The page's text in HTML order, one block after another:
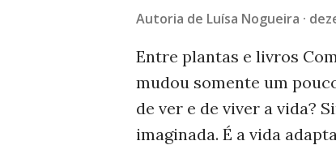
https://
redes sociais. Instagram:
página no Instagram,
nom e abaixo: Facebook:
Autoria de Luísa Nogueira
Entre plantas e livros
mudou somente um
de ver e de viver a vida?
imaginada. É a vida